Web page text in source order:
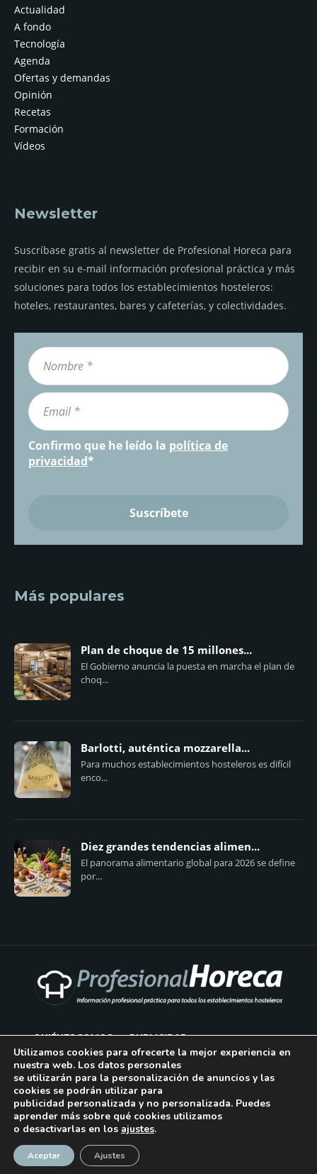
Actualidad
A fondo
Tecnología
Agenda
Ofertas y demandas
Opinión
Recetas
Formación
Vídeos
Newsletter
Suscríbase gratis al newsletter de Profesional Horeca para
recibir en su e-mail información profesional práctica y más
soluciones para todos los establecimientos hosteleros:
hoteles, restaurantes, bares y cafeterías, y colectividades.
Confirmo que he leído la política de
privacidad*
Más populares
Plan de choque de 15 millones...
El Gobierno anuncia la puesta en marcha el plan de
choq...
Barlotti, auténtica mozzarella...
Para muchos establecimientos hosteleros es difícil
enco...
Diez grandes tendencias alimen...
El panorama alimentario global para 2026 se define
por...
QUIÉNES SOMOS PUBLICIDAD
AVISO LEGAL
POLÍTICA DE COOKIES
POLÍTICA DE PRIVACIDAD
CONTACTO
¡Suscríbase!
Utilizamos cookies para ofrecerte la mejor experiencia en
nuestra web. Los datos personales
se utilizarán para la personalización de anuncios y las
cookies se podrán utilizar para
publicidad personalizada y no personalizada. Puedes
aprender más sobre qué cookies utilizamos
o desactivarlas en los ajustes.
Aceptar Ajustes